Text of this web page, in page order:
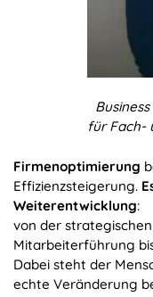
für
Firmenoptimierung
Effizienzsteigerung.
Weiterentwicklung:
von der
Mitarbeiterführung
Dabei steht der
echte Veränderung